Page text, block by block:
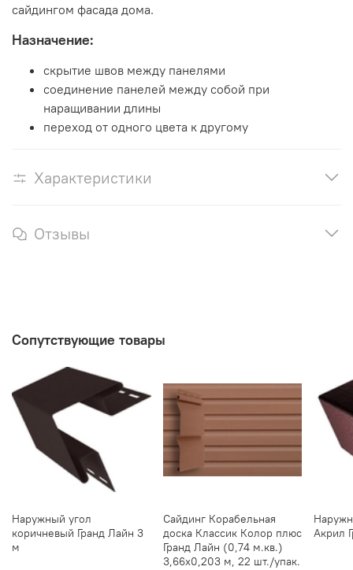
сайдингом фасада дома.
Назначение:
скрытие швов между панелями
соединение панелей между собой при
наращивании длины
переход от одного цвета к другому
Характеристики
Отзывы
Сопутствующие товары
Наружный угол
коричневый Гранд Лайн 3
м
Сайдинг Корабельная
доска Классик Колор плюс
Гранд Лайн (0,74 м.кв.)
3,66х0,203 м, 22 шт./упак.
Акрил